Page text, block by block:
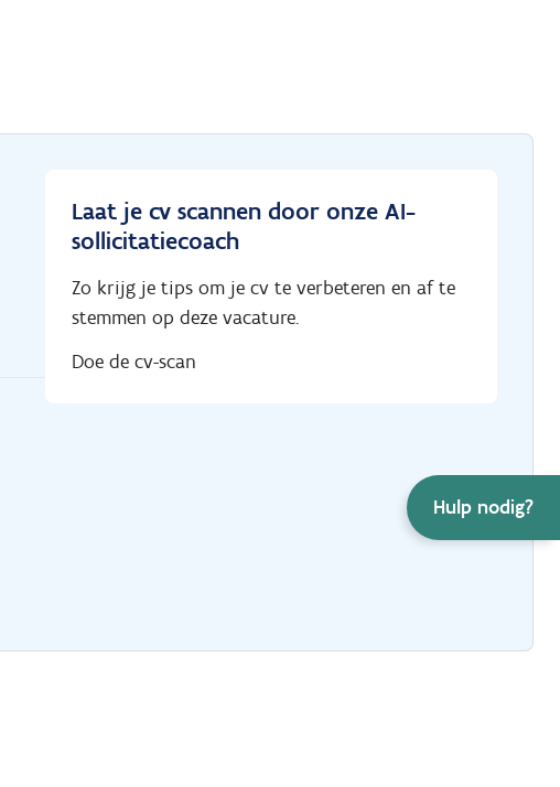
Hulp nodig?
Laat je cv scannen door onze AI-
sollicitatiecoach
Zo krijg je tips om je cv te verbeteren en af te
stemmen op deze vacature.
Doe de cv-scan